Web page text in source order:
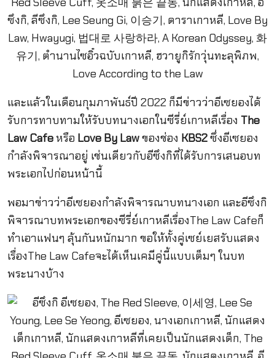
และแล้วในเดือนกุมภาพันธ์ปี 2022 ก็มีข่าวว่าอีเซยองได้
รับการทาบทามให้รับบทนางเอกในซีรี่ย์เกาหลีเรื่อง The
Law Cafeหรือ Love By Lawของช่อง KBS2ซึ่งอีเซยอง
กำลังพิจารณาอยู่ เช่นเดียวกับอีซึงกิที่ได้รับการเสนอบท
พระเอกไปก่อนหน้านี้
พอมาข่าวว่าอีเซยองกำลังพิจารณาบทนางเอก และอีซึงกิ
พิจารณาบทพระเอกของซีรี่ย์เกาหลีเรื่องThe Law Cafeก็
ทำเอาแฟนๆ ลุ้นกันหนักมาก ขอให้ทั้งคู่เซย์เยสรับแสดง
เรื่องThe Law Cafeจะได้เห็นเคมีคู่นี้แบบเต็มๆ ในบท
พระนางบ้าง